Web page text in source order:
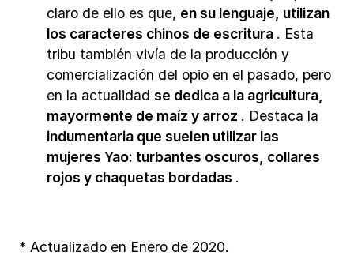
claro de ello es que, en su lenguaje, utilizan
los caracteres chinos de escritura . Esta
tribu también vivía de la producción y
comercialización del opio en el pasado, pero
en la actualidadse dedica a la agricultura,
mayormente de maíz y arroz . Destaca la
indumentaria que suelen utilizar las
mujeres Yao: turbantes oscuros, collares
rojos y chaquetas bordadas .
* Actualizado en Enero de 2020.